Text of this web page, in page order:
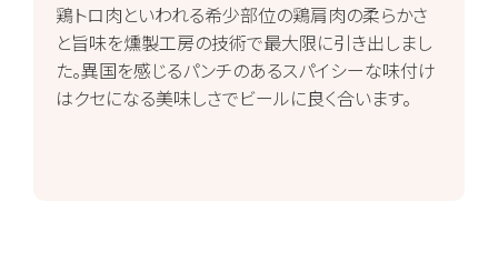
鶏トロ肉といわれる希少部位の鶏肩肉の柔らかさ
と旨味を燻製工房の技術で最大限に引き出しまし
た。異国を感じるパンチのあるスパイシーな味付け
はクセになる美味しさでビールに良く合います。